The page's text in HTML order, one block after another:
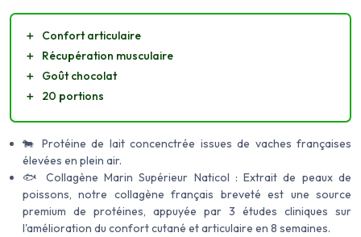
＋
Confort articulaire
＋
Récupération musculaire
＋
Goût chocolat
＋
20 portions
🐄 Protéine de lait concenctrée issues de vaches françaises
élevées en plein air.
🐟 Collagène Marin Supérieur Naticol : Extrait de peaux de
poissons, notre collagène français breveté est une source
premium de protéines, appuyée par 3 études cliniques sur
l'amélioration du confort cutané et articulaire en 8 semaines.